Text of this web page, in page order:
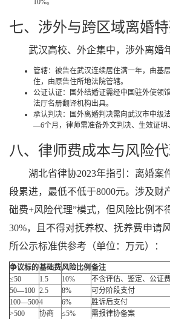
10%。
七、涉外与跨区域离婚
武汉高校、外企集中，涉外离婚
管辖：被告在武汉连续居住满一年，由基
住，由原告住所地法院管辖。
公证认证：国外结婚证需经中国驻外使领
法厅名册翻译机构出具。
承认判决：国外离婚判决需向武汉市中级
—6个月，律师需准备外文判决、生效证明
八、律师费成本与风险
湖北省律协2023年指引：离婚案
段累进，最低不低于8000元。涉及财
础费+风险代理”模式，但风险比例不
30%，且不得对抚养权、抚养费申请
所公示标准供参考（单位：万元）：
争议标的基础费风险比例 备注
≤50
1.5 10%
不含评估、鉴定、公证费
50—100 2.5 8%
可分阶段支付
100—5004 6%
胜诉后支付
>500
协商 ≤5% 需报律协备案